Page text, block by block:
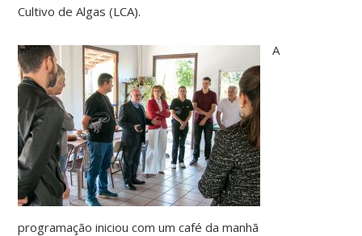
Cultivo de Algas (LCA).
A
programação iniciou com um café da manhã